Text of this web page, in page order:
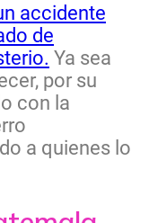
accidente
de
Ya sea
por su
con la
a quienes lo